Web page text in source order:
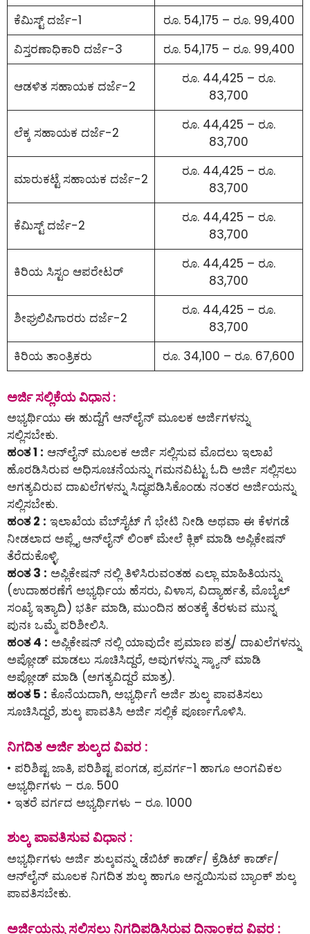
ಕೆಮಿಸ್ಟ್ ದರ್ಜೆ-1
ರೂ. 54,175 – ರೂ. 99,400
ವಿಸ್ತರಣಾಧಿಕಾರಿ ದರ್ಜೆ-3
ರೂ. 54,175 – ರೂ. 99,400
ಆಡಳಿತ ಸಹಾಯಕ ದರ್ಜೆ-2
ರೂ. 44,425 – ರೂ.
83,700
ಲೆಕ್ಕ ಸಹಾಯಕ ದರ್ಜೆ-2
ರೂ. 44,425 – ರೂ.
83,700
ಮಾರುಕಟ್ಟೆ ಸಹಾಯಕ ದರ್ಜೆ-2
ರೂ. 44,425 – ರೂ.
83,700
ಕೆಮಿಸ್ಟ್ ದರ್ಜೆ-2
ರೂ. 44,425 – ರೂ.
83,700
ಕಿರಿಯ ಸಿಸ್ಟಂ ಆಪರೇಟರ್
ರೂ. 44,425 – ರೂ.
83,700
ಶೀಘ್ರಲಿಪಿಗಾರರು ದರ್ಜೆ-2
ರೂ. 44,425 – ರೂ.
83,700
ಕಿರಿಯ ತಾಂತ್ರಿಕರು
ರೂ. 34,100 – ರೂ. 67,600
ಅರ್ಜಿ ಸಲ್ಲಿಕೆಯ ವಿಧಾನ :
ಅಭ್ಯರ್ಥಿಯು ಈ ಹುದ್ದೆಗೆ ಆನ್‌ಲೈನ್‌ ಮೂಲಕ ಅರ್ಜಿಗಳನ್ನು
ಸಲ್ಲಿಸಬೇಕು.
ಹಂತ 1 : ಆನ್‌ಲೈನ್‌ ಮೂಲಕ ಅರ್ಜಿ ಸಲ್ಲಿಸುವ ಮೊದಲು ಇಲಾಖೆ
ಹೊರಡಿಸಿರುವ ಅಧಿಸೂಚನೆಯನ್ನು ಗಮನವಿಟ್ಟು ಓದಿ ಅರ್ಜಿ ಸಲ್ಲಿಸಲು
ಅಗತ್ಯವಿರುವ ದಾಖಲೆಗಳನ್ನು ಸಿದ್ಧಪಡಿಸಿಕೊಂಡು ನಂತರ ಅರ್ಜಿಯನ್ನು
ಸಲ್ಲಿಸಬೇಕು.
ಹಂತ 2 : ಇಲಾಖೆಯ ವೆಬ್‌ಸೈಟ್ ಗೆ ಭೇಟಿ ನೀಡಿ ಅಥವಾ ಈ ಕೆಳಗಡೆ
ನೀಡಲಾದ ಅಪ್ಲೈ ಆನ್‌ಲೈನ್‌ ಲಿಂಕ್ ಮೇಲೆ ಕ್ಲಿಕ್ ಮಾಡಿ ಅಪ್ಲಿಕೇಷನ್
ತೆರೆದುಕೊಳ್ಳಿ.
ಹಂತ 3 : ಅಪ್ಲಿಕೇಷನ್ ನಲ್ಲಿ ತಿಳಿಸಿರುವಂತಹ ಎಲ್ಲಾ ಮಾಹಿತಿಯನ್ನು
(ಉದಾಹರಣೆಗೆ ಅಭ್ಯರ್ಥಿಯ ಹೆಸರು, ವಿಳಾಸ, ವಿದ್ಯಾರ್ಹತೆ, ಮೊಬೈಲ್
ಸಂಖ್ಯೆ ಇತ್ಯಾದಿ) ಭರ್ತಿ ಮಾಡಿ, ಮುಂದಿನ ಹಂತಕ್ಕೆ ತೆರಳುವ ಮುನ್ನ
ಪುನಃ ಒಮ್ಮೆ ಪರಿಶೀಲಿಸಿ.
ಹಂತ 4 : ಅಪ್ಲಿಕೇಷನ್ ನಲ್ಲಿ ಯಾವುದೇ ಪ್ರಮಾಣ ಪತ್ರ/ ದಾಖಲೆಗಳನ್ನು
ಅಪ್ಲೋಡ್ ಮಾಡಲು ಸೂಚಿಸಿದ್ದರೆ, ಅವುಗಳನ್ನು ಸ್ಕ್ಯಾನ್ ಮಾಡಿ
ಅಪ್ಲೋಡ್ ಮಾಡಿ (ಅಗತ್ಯವಿದ್ದರೆ ಮಾತ್ರ).
ಹಂತ 5 : ಕೊನೆಯದಾಗಿ, ಅಭ್ಯರ್ಥಿಗೆ ಅರ್ಜಿ ಶುಲ್ಕ ಪಾವತಿಸಲು
ಸೂಚಿಸಿದ್ದರೆ, ಶುಲ್ಕ ಪಾವತಿಸಿ ಅರ್ಜಿ ಸಲ್ಲಿಕೆ ಪೂರ್ಣಗೊಳಿಸಿ.
ನಿಗದಿತ ಅರ್ಜಿ ಶುಲ್ಕದ ವಿವರ :
• ಪರಿಶಿಷ್ಟ ಜಾತಿ, ಪರಿಶಿಷ್ಟ ಪಂಗಡ, ಪ್ರವರ್ಗ-1 ಹಾಗೂ ಅಂಗವಿಕಲ
ಅಭ್ಯರ್ಥಿಗಳು – ರೂ. 500
• ಇತರೆ ವರ್ಗದ ಅಭ್ಯರ್ಥಿಗಳು – ರೂ. 1000
ಶುಲ್ಕ ಪಾವತಿಸುವ ವಿಧಾನ :
ಅಭ್ಯರ್ಥಿಗಳು ಅರ್ಜಿ ಶುಲ್ಕವನ್ನು ಡೆಬಿಟ್ ಕಾರ್ಡ್/ ಕ್ರೆಡಿಟ್ ಕಾರ್ಡ್/
ಆನ್‌ಲೈನ್‌ ಮೂಲಕ ನಿಗದಿತ ಶುಲ್ಕ ಹಾಗೂ ಅನ್ವಯಿಸುವ ಬ್ಯಾಂಕ್ ಶುಲ್ಕ
ಪಾವತಿಸಬೇಕು.
ಅರ್ಜಿಯನ್ನು ಸಲ್ಲಿಸಲು ನಿಗದಿಪಡಿಸಿರುವ ದಿನಾಂಕದ ವಿವರ :